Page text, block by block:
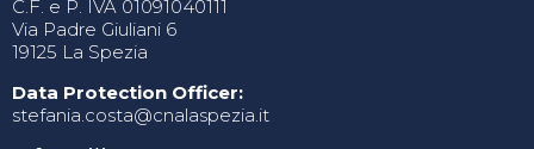
C.F. e P. IVA 01091040111
Via Padre Giuliani 6
19125 La Spezia
Data Protection Officer:
stefania.costa@cnalaspezia.it